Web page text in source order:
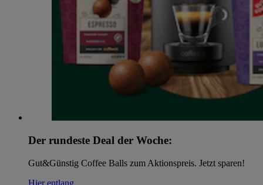
Der rundeste Deal der Woche:
Gut&Günstig Coffee Balls zum Aktionspreis. Jetzt sparen!
Hier entlang